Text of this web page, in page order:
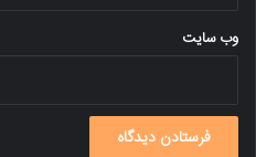
وب‌ سایت